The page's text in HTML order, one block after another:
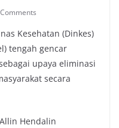
Kesehatan (Dinkes)
tengah gencar
upaya eliminasi
secara
Hendalin